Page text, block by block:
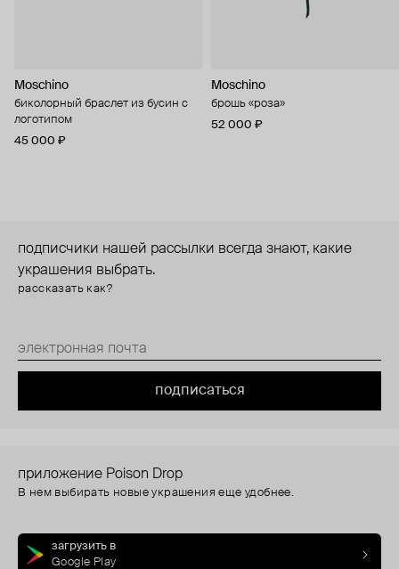
Moschino
биколорный браслет из бусин с
логотипом
45 000 ₽
Moschino
брошь «роза»
52 000 ₽
подписчики нашей рассылки всегда знают, какие
украшения выбрать.
рассказать как?
подписаться
приложение Poison Drop
В нем выбирать новые украшения еще удобнее.
загрузить в
Google Play